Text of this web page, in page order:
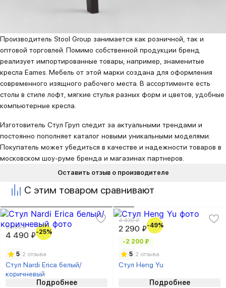
Оставить отзыв о производителе
Производитель Stool Group занимается как розничной, так и
оптовой торговлей. Помимо собственной продукции бренд
реализует импортированные товары, например, знаменитые
кресла Eames. Мебель от этой марки создана для оформления
современного изящного рабочего места. В ассортименте есть
столы в стиле лофт, мягкие стулья разных форм и цветов, удобные
компьютерные кресла.
Изготовитель Стул Груп следит за актуальными трендами и
постоянно пополняет каталог новыми уникальными моделями.
Покупатель может убедиться в качестве и надежности товаров в
московском шоу-руме бренда и магазинах партнеров.
С этим товаром сравнивают
5 990 ₽
4 490 ₽-25%
5 2 отзыва
Стул Nardi Erica белый/
коричневый
Подробнее
4 490 ₽
2 290 ₽-49%
-2 200 ₽
5 2 отзыва
Стул Heng Yu
Подробнее